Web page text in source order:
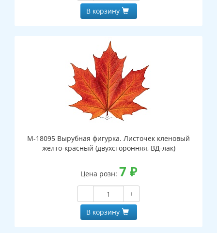
В корзину
М-18095 Вырубная фигурка. Листочек кленовый
желто-красный (двухсторонняя, ВД-лак)
Цена розн: 7 ₽
−
+
В корзину